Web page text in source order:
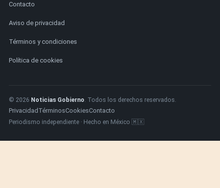
Contacto
Aviso de privacidad
Términos y condiciones
Política de cookies
© 2026 Noticias Gobierno. Todos los derechos reservados.
Privacidad TérminosCookiesContacto
Periodismo independiente · Hecho en México 🇲🇽